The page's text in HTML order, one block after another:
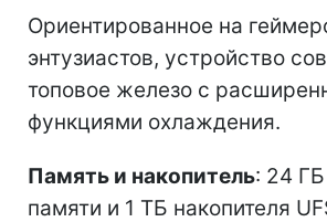
Ориентированное на
энтузиастов, устройство
топовое железо с
функциями охлаждения.
Память и накопитель: 24
памяти и 1 ТБ накопителя